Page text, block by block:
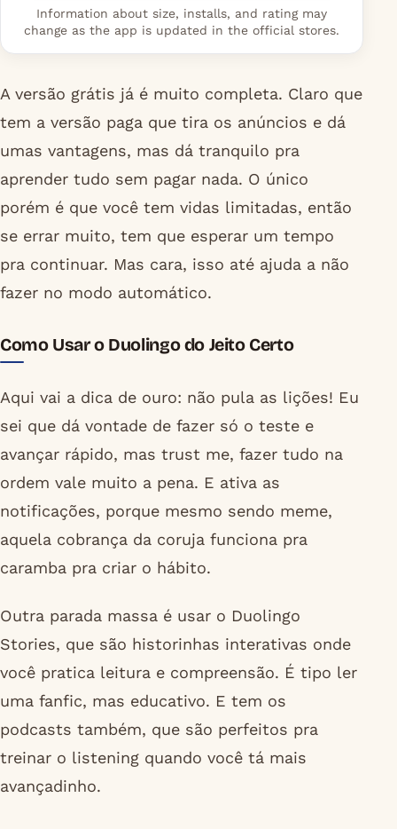
Information about size, installs, and rating may
change as the app is updated in the official stores.
A versão grátis já é muito completa. Claro que
tem a versão paga que tira os anúncios e dá
umas vantagens, mas dá tranquilo pra
aprender tudo sem pagar nada. O único
porém é que você tem vidas limitadas, então
se errar muito, tem que esperar um tempo
pra continuar. Mas cara, isso até ajuda a não
fazer no modo automático.
Como Usar o Duolingo do Jeito Certo
Aqui vai a dica de ouro: não pula as lições! Eu
sei que dá vontade de fazer só o teste e
avançar rápido, mas trust me, fazer tudo na
ordem vale muito a pena. E ativa as
notificações, porque mesmo sendo meme,
aquela cobrança da coruja funciona pra
caramba pra criar o hábito.
Outra parada massa é usar o Duolingo
Stories, que são historinhas interativas onde
você pratica leitura e compreensão. É tipo ler
uma fanfic, mas educativo. E tem os
podcasts também, que são perfeitos pra
treinar o listening quando você tá mais
avançadinho.